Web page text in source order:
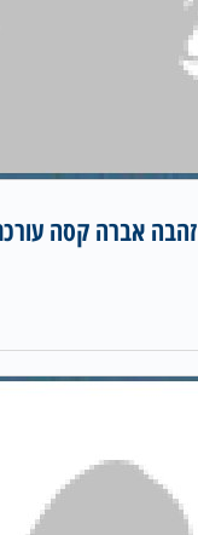
זהבה אברה קסה